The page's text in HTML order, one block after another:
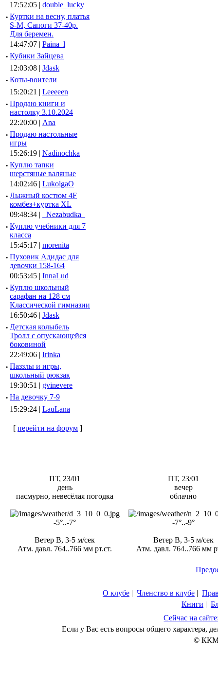
17:52:05 | double_lucky
· Куртки на весну, платья
S-M, Сапоги 37-40р.
Для беремен.
14:47:07 | Paina_l
· Кубики Зайцева
12:03:08 | Jdask
· Коты-воители
15:20:21 | Leeeeen
· Продаю книги и
настолку 3.10.2024
22:20:00 | Ana
· Продаю настольные
игры
15:26:19 | Nadinochka
· Куплю тапки
шерстяные валяные
14:02:46 | LukolgaO
· Лыжный костюм 4F
комбез+куртка XL
09:48:34 |
_Nezabudka_
· Куплю учебники для 7
класса
15:45:17 | morenita
· Пуховик Адидас для
девочки 158-164
00:53:45 | InnaLud
· Куплю школьный
сарафан на 128 см
Классической гимназии
16:50:46 | Jdask
· Детская колыбель
Тролл с опускающейся
боковиной
22:49:06 | Irinka
· Паззлы и игры,
школьный рюкзак
19:30:51 | gvinevere
· Hа девочку 7-9
15:29:24 | LauLana
[ перейти на форум ]
ПТ, 23/01
день
пасмурно, невесёлая погодка
-5°..-7°
Ветер В, 3-5 м/сек
Атм. давл. 764..766 мм рт.ст.
ПТ, 23/01
вечер
облачно
-7°..-9°
Ветер В, 3-5 м/сек
Атм. давл. 764..766 мм
О клубе | Членство в клубе |
Книги |
Сейчас на
Если у Вас есть вопросы общего характера,
© ККМ